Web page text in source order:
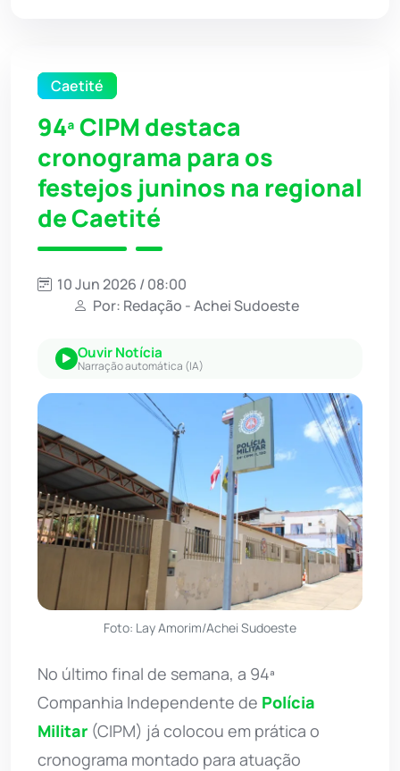
Caetité
94ª CIPM destaca
cronograma para os
festejos juninos na regional
de Caetité
10 Jun 2026 / 08:00
Por: Redação - Achei Sudoeste
Ouvir Notícia
Narração automática (IA)
Foto: Lay Amorim/Achei Sudoeste
No último final de semana, a 94ª
Companhia Independente de Polícia
Militar (CIPM) já colocou em prática o
cronograma montado para atuação